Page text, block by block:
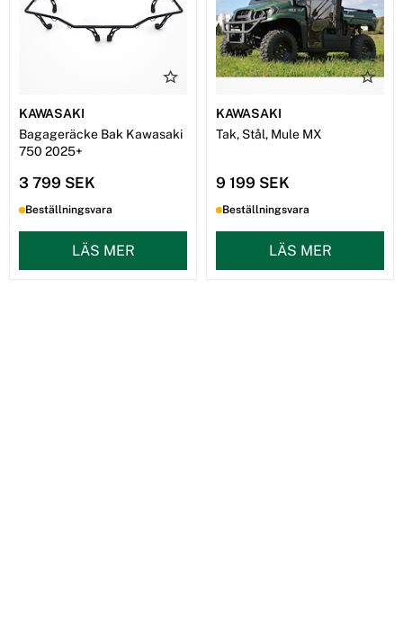
KAWASAKI
Bagageräcke Bak Kawasaki
750 2025+
3 799 SEK
Beställningsvara
LÄS MER
KAWASAKI
Tak, Stål, Mule MX
9 199 SEK
Beställningsvara
LÄS MER